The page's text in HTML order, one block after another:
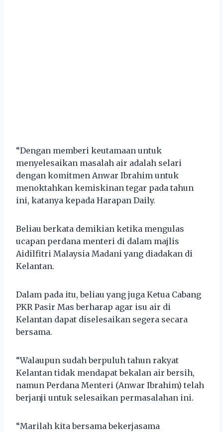
“Dengan memberi keutamaan untuk
menyelesaikan masalah air adalah selari
dengan komitmen Anwar Ibrahim untuk
menoktahkan kemiskinan tegar pada tahun
ini, katanya kepada Harapan Daily.
Beliau berkata demikian ketika mengulas
ucapan perdana menteri di dalam majlis
Aidilfitri Malaysia Madani yang diadakan di
Kelantan.
Dalam pada itu, beliau yang juga Ketua Cabang
PKR Pasir Mas berharap agar isu air di
Kelantan dapat diselesaikan segera secara
bersama.
“Walaupun sudah berpuluh tahun rakyat
Kelantan tidak mendapat bekalan air bersih,
namun Perdana Menteri (Anwar Ibrahim) telah
berjanji untuk selesaikan permasalahan ini.
“Marilah kita bersama bekerjasama